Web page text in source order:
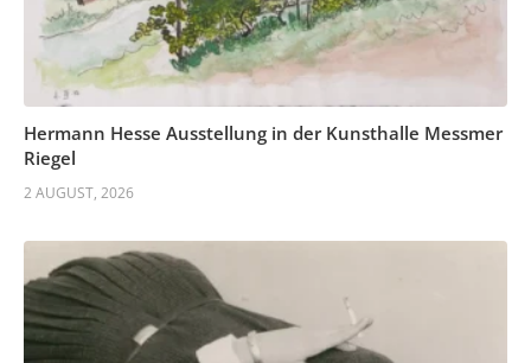
Hermann Hesse Ausstellung in der Kunsthalle Messmer
Riegel
2 AUGUST, 2026